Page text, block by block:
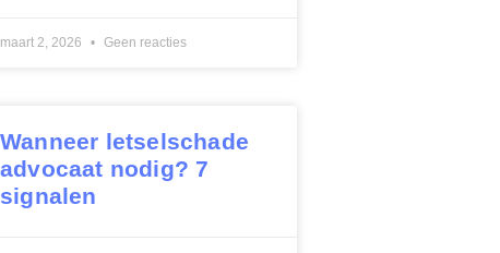
maart 2, 2026 Geen reacties
Wanneer letselschade
advocaat nodig? 7
signalen